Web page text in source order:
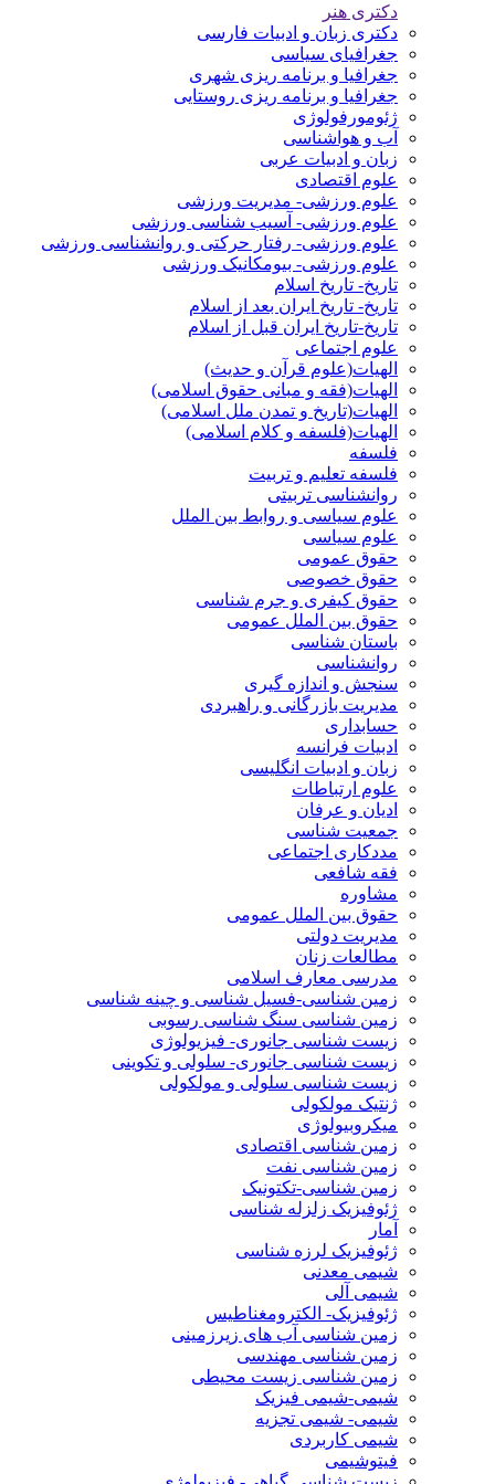
دکتری هنر
دکتری زبان و ادبیات فارسی
جغرافیای سیاسی
جغرافیا و برنامه ریزی شهری
جغرافیا و برنامه ریزی روستایی
ژئومورفولوژی
آب و هواشناسی
زبان و ادبیات عربی
علوم اقتصادی
علوم ورزشی- مدیریت ورزشی
علوم ورزشی- آسیب شناسی ورزشی
علوم ورزشی- رفتار حرکتی و روانشناسی ورزشی
علوم ورزشی- بیومکانیک ورزشی
تاریخ- تاریخ اسلام
تاریخ- تاریخ ایران بعد از اسلام
تاریخ-تاریخ ایران قبل از اسلام
علوم اجتماعی
الهیات(علوم قرآن و حدیث)
الهیات(فقه و مبانی حقوق اسلامی)
الهیات(تاریخ و تمدن ملل اسلامی)
الهیات(فلسفه و کلام اسلامی)
فلسفه
فلسفه تعلیم و تربیت
روانشناسی تربیتی
علوم سیاسی و روابط بین الملل
علوم سیاسی
حقوق عمومی
حقوق خصوصی
حقوق کیفری و جرم شناسی
حقوق بین الملل عمومی
باستان شناسی
روانشناسی
سنجش و اندازه گیری
مدیریت بازرگانی و راهبردی
حسابداری
ادبیات فرانسه
زبان و ادبیات انگلیسی
علوم ارتباطات
ادیان و عرفان
جمعیت شناسی
مددکاری اجتماعی
فقه شافعی
مشاوره
حقوق بین الملل عمومی
مدیریت دولتی
مطالعات زنان
مدرسی معارف اسلامی
زمین شناسی-فسیل شناسی و چینه شناسی
زمین شناسی سنگ شناسی رسوبی
زیست شناسی جانوری- فیزیولوژی
زیست شناسی جانوری- سلولی و تکوینی
زیست شناسی سلولی و مولکولی
ژنتیک مولکولی
میکروبیولوژی
زمین شناسی اقتصادی
زمین شناسی نفت
زمین شناسی-تکتونیک
ژئوفیزیک زلزله شناسی
آمار
ژئوفیزیک لرزه شناسی
شیمی معدنی
شیمی آلی
ژئوفیزیک- الکترومغناطیس
زمین شناسی آب های زیرزمینی
زمین شناسی مهندسی
زمین شناسی زیست محیطی
شیمی-شیمی فیزیک
شیمی- شیمی تجزیه
شیمی کاربردی
فیتوشیمی